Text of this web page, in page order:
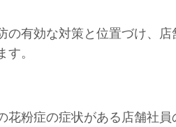
有効な対策と位置づけ、
。
粉症の症状がある店舗社